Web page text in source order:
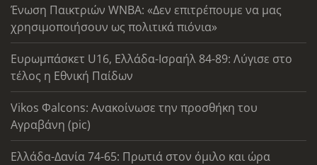
Ένωση Παικτριών WNBA: «Δεν επιτρέπουμε να μας
χρησιμοποιήσουν ως πολιτικά πιόνια»
Ευρωμπάσκετ U16, Ελλάδα-Ισραήλ 84-89: Λύγισε στο
τέλος η Εθνική Παίδων
Vikos Φalcons: Ανακοίνωσε την προσθήκη του
Αγραβάνη (pic)
Ελλάδα-Δανία 74-65: Πρωτιά στον όμιλο και ώρα